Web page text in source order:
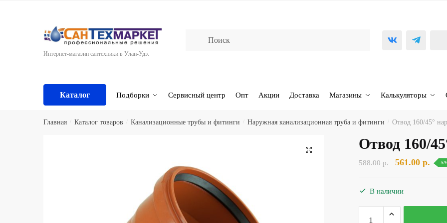
Интернет-магазин сантехники в Улан-Удэ.
Каталог Подборки Сервисный центр Опт Акции Доставка Магазины Калькуляторы
Главная Каталог товаров Канализационные трубы и фитинги Наружная канализационная труба и фитинги Отвод 160/45°
🔍 Отвод 160/
588.00р.
составляла
588.00 р..
561.00 р. -
В наличии
Количество